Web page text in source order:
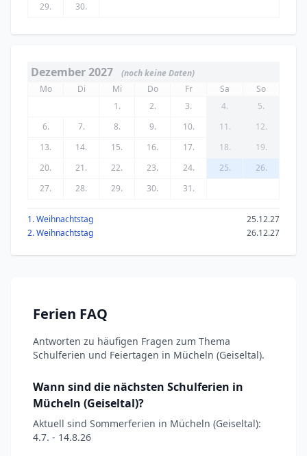
29.
30.
Dezember 2027
(noch keine Daten)
Mo
Di Mi Do Fr Sa
So
1.
2. 3. 4.
5.
6.
7. 8. 9. 10. 11.
12.
13.
14. 15. 16. 17. 18.
19.
20.
21. 22. 23. 24. 25.
26.
27.
28. 29. 30. 31.
1. Weihnachtstag
25.12.27
2. Weihnachtstag
26.12.27
Ferien FAQ
Antworten zu häufigen Fragen zum Thema
Schulferien und Feiertagen in Mücheln (Geiseltal).
Wann sind die nächsten Schulferien in
Mücheln (Geiseltal)?
Aktuell sind Sommerferien in Mücheln (Geiseltal):
4.7. - 14.8.26